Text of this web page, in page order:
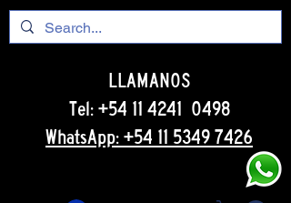
LLAMANOS
Tel: +54 11 4241 0498
WhatsApp: +54 11 5349 7426